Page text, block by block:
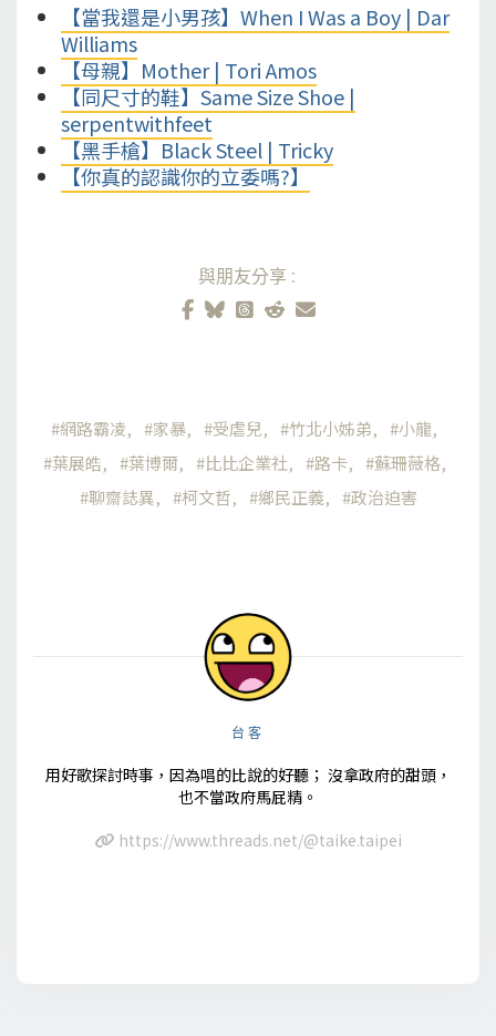
【當我還是小男孩】When I Was a Boy | Dar
Williams
【母親】Mother | Tori Amos
【同尺寸的鞋】Same Size Shoe |
serpentwithfeet
【黑手槍】Black Steel | Tricky
【你真的認識你的立委嗎?】
與朋友分享:
網路霸凌 家暴 受虐兒 竹北小姊弟
小龍
葉展皓
葉博爾 比比企業社 路卡
蘇珊薇格
聊齋誌異
柯文哲 鄉民正義 政治迫害
台客
用好歌探討時事，因為唱的比說的好聽； 沒拿政府的甜頭，
也不當政府馬屁精。
https://www.threads.net/@taike.taipei